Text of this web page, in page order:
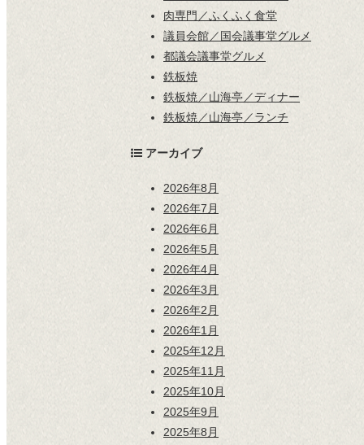
肉専門／ふくふく食堂
議員会館／国会議事堂グルメ
都議会議事堂グルメ
鉄板焼
鉄板焼／山海亭／ディナー
鉄板焼／山海亭／ランチ
アーカイブ
2026年8月
2026年7月
2026年6月
2026年5月
2026年4月
2026年3月
2026年2月
2026年1月
2025年12月
2025年11月
2025年10月
2025年9月
2025年8月